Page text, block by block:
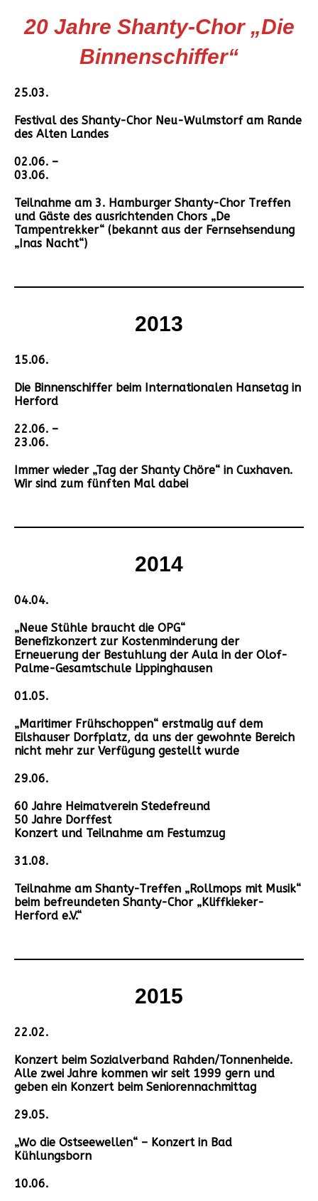
20 Jahre Shanty-Chor „Die
Binnenschiffer“
25.03.
Festival des Shanty-Chor Neu-Wulmstorf am Rande
des Alten Landes
02.06. –
03.06.
Teilnahme am 3. Hamburger Shanty-Chor Treffen
und Gäste des ausrichtenden Chors „De
Tampentrekker“ (bekannt aus der Fernsehsendung
„Inas Nacht“)
2013
15.06.
Die Binnenschiffer beim Internationalen Hansetag in
Herford
22.06. –
23.06.
Immer wieder „Tag der Shanty Chöre“ in Cuxhaven.
Wir sind zum fünften Mal dabei
2014
04.04.
„Neue Stühle braucht die OPG“
Benefizkonzert zur Kostenminderung der
Erneuerung der Bestuhlung der Aula in der Olof-
Palme-Gesamtschule Lippinghausen
01.05.
„Maritimer Frühschoppen“ erstmalig auf dem
Eilshauser Dorfplatz, da uns der gewohnte Bereich
nicht mehr zur Verfügung gestellt wurde
29.06.
60 Jahre Heimatverein Stedefreund
50 Jahre Dorffest
Konzert und Teilnahme am Festumzug
31.08.
Teilnahme am Shanty-Treffen „Rollmops mit Musik“
beim befreundeten Shanty-Chor „Kliffkieker-
Herford e.V.“
2015
22.02.
Konzert beim Sozialverband Rahden/Tonnenheide.
Alle zwei Jahre kommen wir seit 1999 gern und
geben ein Konzert beim Seniorennachmittag
29.05.
„Wo die Ostseewellen“ – Konzert in Bad
Kühlungsborn
10.06.